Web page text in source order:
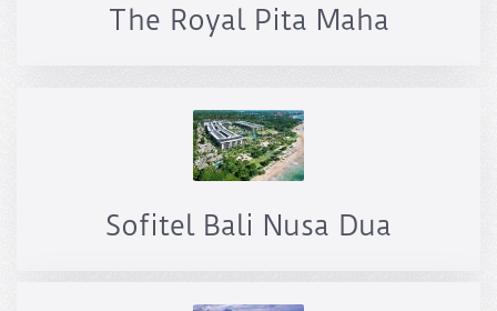
The Royal Pita Maha
Sofitel Bali Nusa Dua